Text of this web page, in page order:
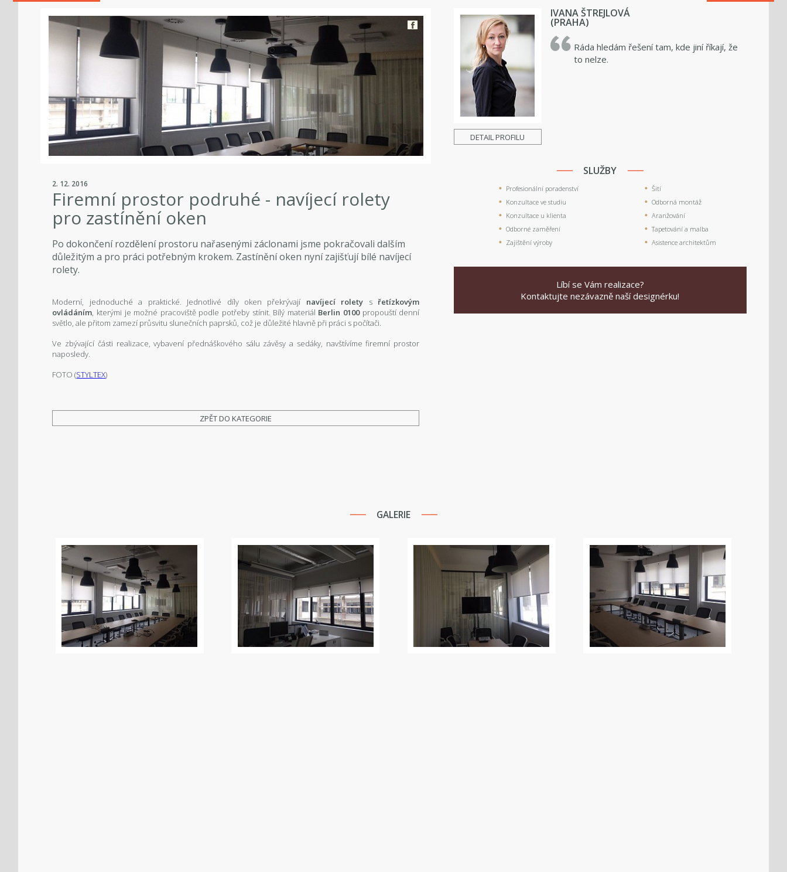
2. 12. 2016
Firemní prostor podruhé - navíjecí rolety
pro zastínění oken
Po dokončení rozdělení prostoru nařasenými záclonami jsme pokračovali dalším
důležitým a pro práci potřebným krokem. Zastínění oken nyní zajišťují bílé navíjecí
rolety.
Moderní, jednoduché a praktické. Jednotlivé díly oken překrývají navíjecí rolety s řetízkovým
ovládáním, kterými je možné pracoviště podle potřeby stínit. Bílý materiál Berlin 0100propouští denní
světlo, ale přitom zamezí průsvitu slunečních paprsků, což je důležité hlavně při práci s počítači.
Ve zbývající části realizace, vybavení přednáškového sálu závěsy a sedáky, navštívíme firemní prostor
naposledy.
FOTO (STYLTEX)
ZPĚT DO KATEGORIE
DETAIL PROFILU
IVANA ŠTREJLOVÁ
(PRAHA)
Ráda hledám řešení tam, kde jiní říkají, že
to nelze.
SLUŽBY
Profesionální poradenství
Konzultace ve studiu
Konzultace u klienta
Odborné zaměření
Zajištění výroby
Šití
Odborná montáž
Aranžování
Tapetování a malba
Asistence architektům
Líbí se Vám realizace?
Kontaktujte nezávazně naší designérku!
GALERIE